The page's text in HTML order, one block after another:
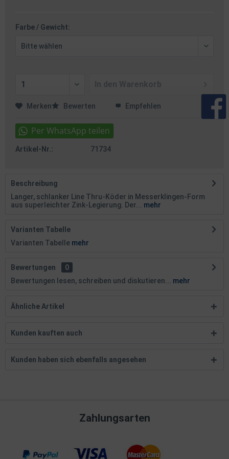
Farbe / Gewicht:
Merken Bewerten Empfehlen
Artikel-Nr.: 71734
Beschreibung
Langer, schlanker Line Thru-Köder in Messerklingen-Form
aus superleichter Zink-Legierung. Der...
mehr
Varianten Tabelle
Varianten Tabelle mehr
Bewertungen
0
Bewertungen lesen, schreiben und diskutieren...
mehr
Ähnliche Artikel
Kunden kauften auch
Kunden haben sich ebenfalls angesehen
Zahlungsarten